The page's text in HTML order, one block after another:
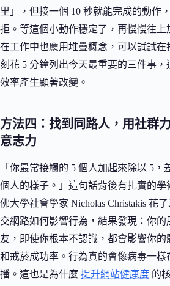
里」，但接一個 10 秒就能完成的動作
拒。等這個小動作穩定了，再慢慢往上
在工作中也應用堆疊概念，可以試試在
刻花 5 分鐘列出今天最重要的三件事，
效率產生顯著改變。
方法四：找到同路人，用社群
意志力
「你最常接觸的 5 個人加起來除以 5，
個人的樣子。」這句話背後有扎實的學
佛大學社會學家 Nicholas Christakis 花
交網路如何影響行為，結果發現：你的
友，即使你根本不認識，都會影響你的
和戒菸成功率。行為真的會像病毒一樣
播。這也是為什麼 提升網站健康度 的